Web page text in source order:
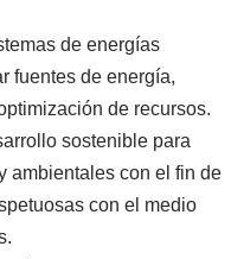
de energías
fuentes de energía,
de recursos.
sostenible para
ambientales con el fin de
con el medio